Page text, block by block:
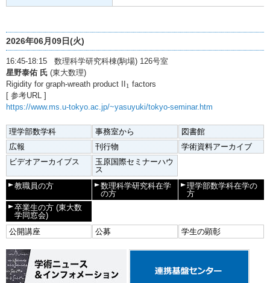
2026年06月09日(火)
16:45-18:15 数理科学研究科棟(駒場) 126号室
星野泰佑 氏 (東大数理)
Rigidity for graph-wreath product II1
1 factors
[ 参考URL ]
https://www.ms.u-tokyo.ac.jp/~yasuyuki/tokyo-seminar.htm
理学部数学科 事務室から
図書館
広報
刊行物
学術資料アーカイブ
ビデオアーカイブス
玉原国際セミナーハウ
ス
教職員の方
数理科学研究科在学
の方
理学部数学科在学の
方
卒業生の方 (東大数
学同窓会)
公開講座
公募 学生の顕彰